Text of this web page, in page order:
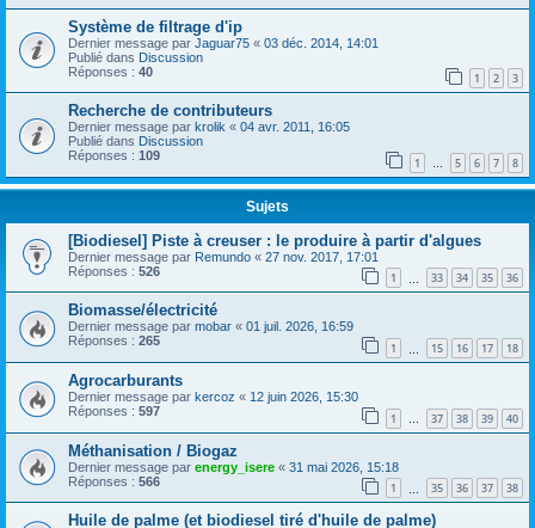
Système de filtrage d'ip
Dernier message par Jaguar75 « 03 déc. 2014, 14:01
Publié dans Discussion
Réponses : 40 1 2 3
Recherche de contributeurs
Dernier message par krolik « 04 avr. 2011, 16:05
Publié dans Discussion
Réponses : 109 1 … 5 6 7 8
Sujets
[Biodiesel] Piste à creuser : le produire à partir d'algues
Dernier message par Remundo « 27 nov. 2017, 17:01
Réponses : 526 1 33 34 35 36
Biomasse/électricité
Dernier message par mobar « 01 juil. 2026, 16:59
Réponses : 265 1 15 16 17 18
Agrocarburants
Dernier message par kercoz « 12 juin 2026, 15:30
Réponses : 597 1 … 37 38 39 40
Méthanisation / Biogaz
Dernier message par energy_isere « 31 mai 2026, 15:18
Réponses : 566 1 35 36 37 38
Huile de palme (et biodiesel tiré d'huile de palme)